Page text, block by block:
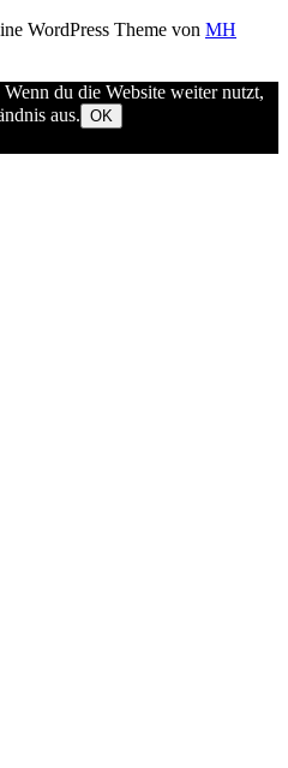
WordPress Theme von MH
du die Website weiter nutzt,
aus. OK